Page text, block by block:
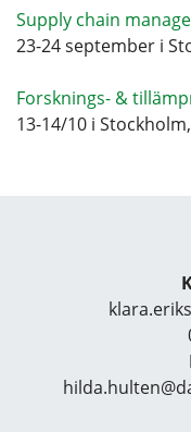
Supply chain
23-24 september i
Forsknings- &
13-14/10 i